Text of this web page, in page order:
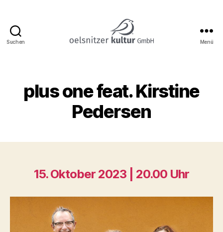
Suchen Menü
plus one feat. Kirstine
Pedersen
15. Oktober 2023 | 20.00 Uhr